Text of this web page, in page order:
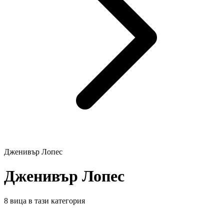
Дженивър Лопес
Дженивър Лопес
8 вица в тази категория